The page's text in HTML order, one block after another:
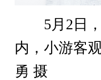
5月2日，
内，小游客
勇 摄